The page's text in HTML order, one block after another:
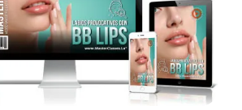
agrandar